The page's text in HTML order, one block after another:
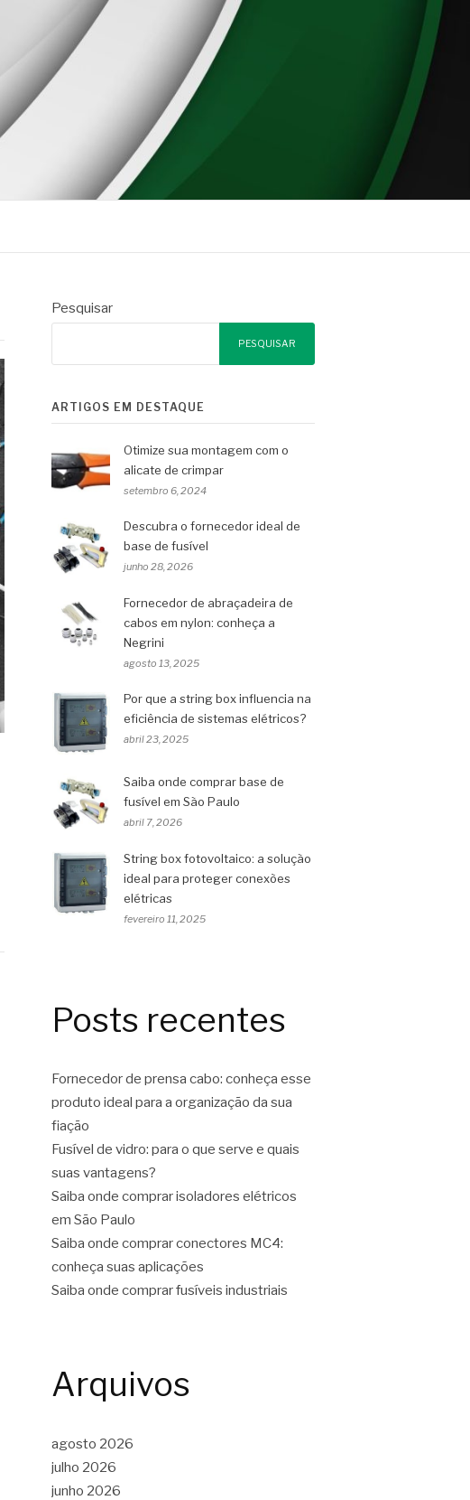
Pesquisar
PESQUISAR
ARTIGOS EM DESTAQUE
Otimize sua montagem com o
alicate de crimpar
setembro 6, 2024
Descubra o fornecedor ideal de
base de fusível
junho 28, 2026
Fornecedor de abraçadeira de
cabos em nylon: conheça a
Negrini
agosto 13, 2025
Por que a string box influencia na
eficiência de sistemas elétricos?
abril 23, 2025
Saiba onde comprar base de
fusível em São Paulo
abril 7, 2026
String box fotovoltaico: a solução
ideal para proteger conexões
elétricas
fevereiro 11, 2025
Posts recentes
Fornecedor de prensa cabo: conheça esse
produto ideal para a organização da sua
fiação
Fusível de vidro: para o que serve e quais
suas vantagens?
Saiba onde comprar isoladores elétricos
em São Paulo
Saiba onde comprar conectores MC4:
conheça suas aplicações
Saiba onde comprar fusíveis industriais
Arquivos
agosto 2026
julho 2026
junho 2026